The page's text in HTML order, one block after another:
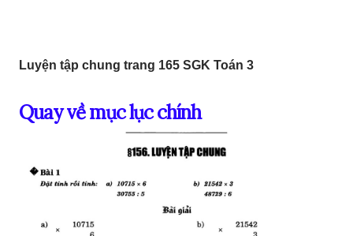
Luyện tập chung trang 165 SGK Toán 3
Quay về mục lục chính